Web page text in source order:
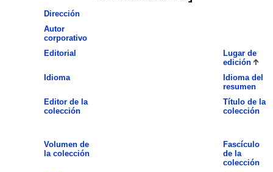
Dirección
Autor
corporativo
Editorial
Lugar de
edición
Idioma
Idioma del
resumen
Editor de la
colección
Título de la
colección
Volumen de
la colección
Fascículo
de la
colección